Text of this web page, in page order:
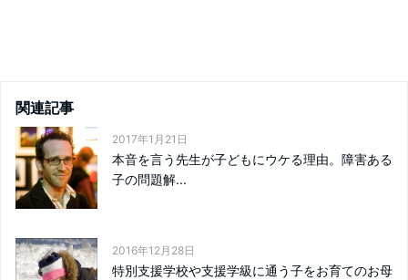
関連記事
2017年1月21日
本音を言う先生が子どもにウケる理由。障害ある
子の問題解...
2016年12月28日
特別支援学校や支援学級に通う子をお育てのお母